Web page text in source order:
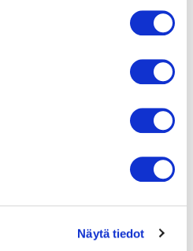
Näytä tiedot